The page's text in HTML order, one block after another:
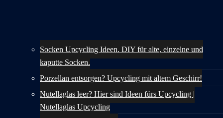
Socken Upcycling Ideen. DIY für alte, einzelne und
kaputte Socken.
Porzellan entsorgen? Upcycling mit altem Geschirr!
Nutellaglas leer? Hier sind Ideen fürs Upcycling |
Nutellaglas Upcycling